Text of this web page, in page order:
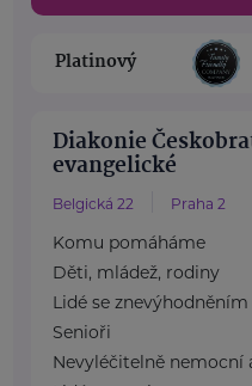
Platinový
Diakonie
evangelické
Belgická 22 Praha 2
Komu pomáháme
Děti, mládež, rodiny
Lidé se znevýhodněním
Senioři
Nevyléčitelně nemocní